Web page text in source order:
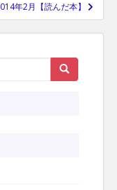
年2月【読んだ本】